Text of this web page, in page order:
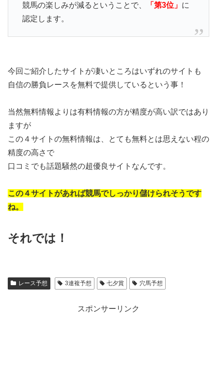
競馬の楽しみが減るということで、
「第3位」 に
認定します。
今回ご紹介したサイトが凄いところはいずれのサイトも
自信の勝負レースを無料で提供しているという事！
当然無料情報よりは有料情報の方が精度が高い訳ではあり
ますが
この４サイトの無料情報は、とても無料とは思えない程の
精度の高さで
口コミでも話題騒然の超優良サイトなんです。
この４サイトがあれば競馬でしっかり儲けられそうです
ね。
それでは！
レース予想 3連複予想 七夕賞 穴馬予想
スポンサーリンク